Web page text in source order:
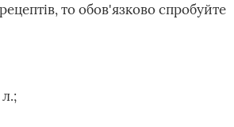
то обов'язково спробуйте
л.;